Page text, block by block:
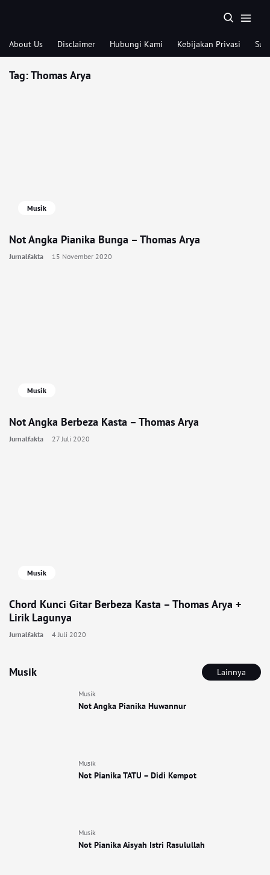
About Us Disclaimer Hubungi Kami Kebijakan Privasi
Musik Lainnya
Musik
Not Angka Pianika Huwannur
Musik
Not Pianika TATU – Didi Kempot
Musik
Not Pianika Aisyah Istri Rasulullah
Tag:Thomas Arya
Musik
Not Angka Pianika Bunga – Thomas Arya
Jurnalfakta 15 November 2020
Musik
Not Angka Berbeza Kasta – Thomas Arya
Jurnalfakta 27 Juli 2020
Musik
Chord Kunci Gitar Berbeza Kasta – Thomas Arya +
Lirik Lagunya
Jurnalfakta 4 Juli 2020